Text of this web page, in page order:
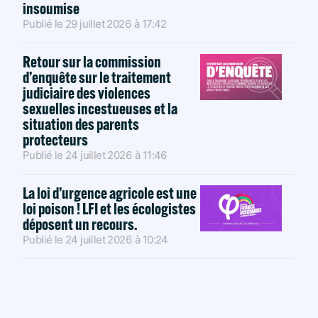
insoumise
Publié le 29 juillet 2026 à 17:42
Retour sur la commission
d’enquête sur le traitement
judiciaire des violences
sexuelles incestueuses et la
situation des parents
protecteurs
Publié le 24 juillet 2026 à 11:46
La loi d’urgence agricole est une
loi poison ! LFI et les écologistes
déposent un recours.
Publié le 24 juillet 2026 à 10:24